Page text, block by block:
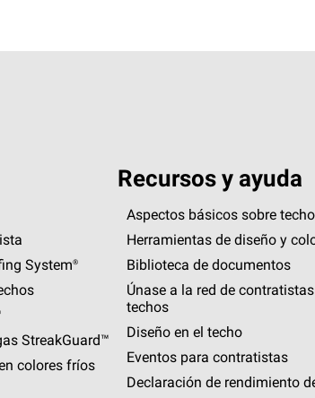
System®
StreakGuard™
colores fríos
Recursos y ayuda
Aspectos básicos sobre
Herramientas de diseño y
Biblioteca de documentos
Únase a la red de
techos
Diseño en el techo
Eventos para contratistas
Declaración de rendimiento